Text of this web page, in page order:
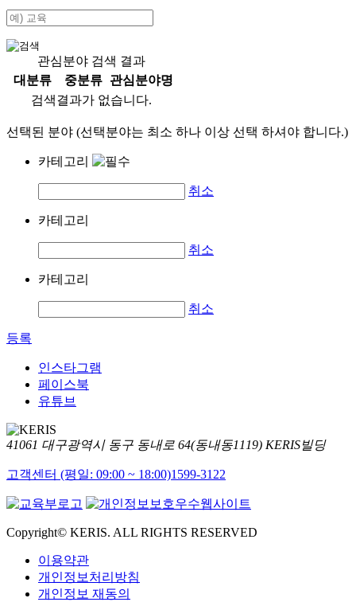
관심분야 검색 결과
대분류
중분류
관심분야명
검색결과가 없습니다.
선택된 분야 (선택분야는 최소 하나 이상 선택 하셔야 합니다.)
카테고리
취소
카테고리
취소
카테고리
취소
등록
인스타그램
페이스북
유튜브
41061 대구광역시 동구 동내로 64(동내동1119) KERIS빌딩
고객센터 (평일: 09:00 ~ 18:00)1599-3122
Copyright© KERIS. ALL RIGHTS RESERVED
이용약관
개인정보처리방침
개인정보 재동의